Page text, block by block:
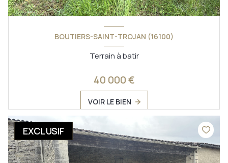
BOUTIERS-SAINT-TROJAN (16100)
Terrain à batir
40 000 €
VOIR LE BIEN
EXCLUSIF